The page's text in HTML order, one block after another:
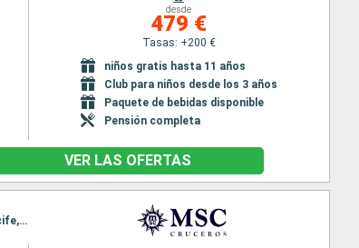
desde
479 €
Tasas: +200 €
niños gratis hasta 11 años
Club para niños desde los 3 años
Paquete de bebidas disponible
Pensión completa
VER LAS OFERTAS
Itinerario : Las Palmas, Santa Cruz de la Palma, Santa Cruz de Tenerife, Puerto del Rosario, Funchal, Arrecife, Las Palmas